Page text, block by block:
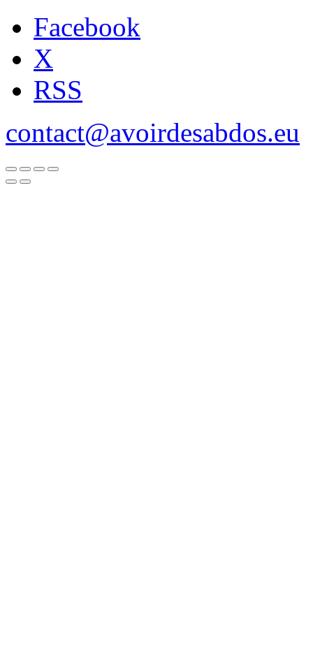
Facebook
X
RSS
contact@avoirdesabdos.eu